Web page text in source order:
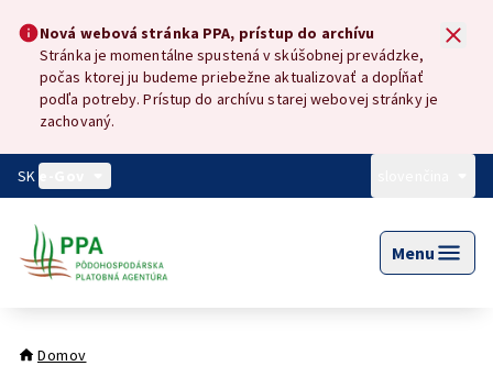
Preskočiť na hlavný obsah
Nová webová stránka PPA, prístup do archívu
Nová webová stránka PPA, prístup do archívu
Stránka je momentálne spustená v skúšobnej prevádzke,
počas ktorej ju budeme priebežne aktualizovať a dopĺňať
podľa potreby. Prístup do archívu starej webovej stránky je
zachovaný.
SK
Menu
Domov